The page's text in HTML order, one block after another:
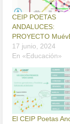
CEIP POETAS
ANDALUCES:
PROYECTO
17 junio, 2024
En «Educación»
El CEIP Poetas